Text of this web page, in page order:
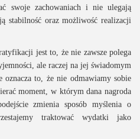
swoje zachowaniach i nie ulegają
stabilność oraz możliwość realizacji
jest to, że nie zawsze polega
ale raczej na jej świadomym
oznacza to, że nie odmawiamy sobie
moment, w którym dana nagroda
zmienia sposób myślenia o
traktować wydatki jako